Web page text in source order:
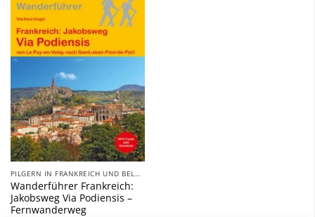
Zu
Wunschliste
hinzufügen
PILGERN IN FRANKREICH UND BELGIEN
Wanderführer Frankreich:
Jakobsweg Via Podiensis –
Fernwanderweg